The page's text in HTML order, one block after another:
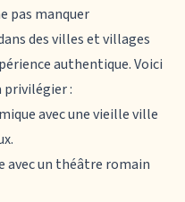
pas manquer
des villes et villages
authentique. Voici
privilégier :
avec une vieille ville
avec un théâtre romain